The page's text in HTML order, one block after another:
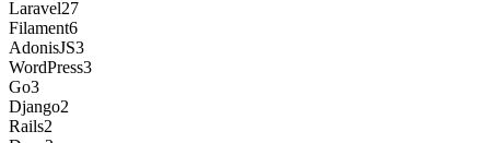
Laravel27
Filament6
AdonisJS3
WordPress3
Go3
Django2
Rails2